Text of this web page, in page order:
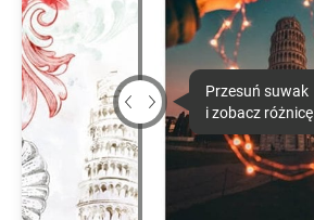
Przesuń suwak
i zobacz różnicę